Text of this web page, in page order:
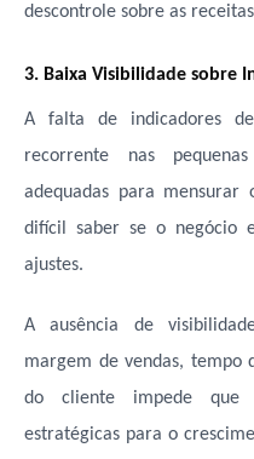
descontrole sobre as
3. Baixa Visibilidade sobre
A falta de indicadores
recorrente nas
adequadas para mensurar
difícil saber se o negócio
ajustes.
A ausência de
margem de vendas, tempo
do cliente impede que
estratégicas para o